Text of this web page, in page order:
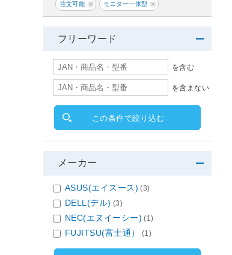
注文可能 モニター一体型
フリーワード
を含む
を含まない
この条件で絞り込む
メーカー
ASUS(エイスース) (3)
DELL(デル) (3)
NEC(エヌイーシー) (1)
FUJITSU(富士通） (1)